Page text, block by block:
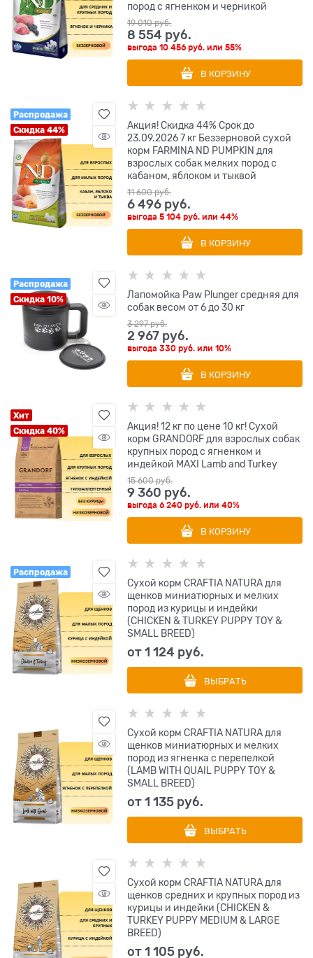
пород с ягненком и черникой
19 010 руб.
8 554 руб.
выгода10 456 руб. или55%
В КОРЗИНУ
Распродажа
Скидка 44%
Акция! Скидка 44% Срок до
23.09.2026 7 кг Беззерновой cухой
корм FARMINA ND PUMPKIN для
взрослых собак мелких пород с
кабаном, яблоком и тыквой
11 600 руб.
6 496 руб.
выгода5 104 руб. или44%
В КОРЗИНУ
Распродажа
Скидка 10%
Лапомойка Paw Plunger средняя для
собак весом от 6 до 30 кг
3 297 руб.
2 967 руб.
выгода330 руб. или10%
В КОРЗИНУ
Хит
Скидка 40%
Акция! 12 кг по цене 10 кг! Сухой
корм GRANDORF для взрослых собак
крупных пород с ягненком и
индейкой MAXI Lamb and Turkey
15 600 руб.
9 360 руб.
выгода6 240 руб. или40%
В КОРЗИНУ
Распродажа
Сухой корм CRAFTIA NATURA для
щенков миниатюрных и мелких
пород из курицы и индейки
(CHICKEN & TURKEY PUPPY TOY &
SMALL BREED)
от1 124 руб.
ВЫБРАТЬ
Сухой корм CRAFTIA NATURA для
щенков миниатюрных и мелких
пород из ягненка с перепелкой
(LAMB WITH QUAIL PUPPY TOY &
SMALL BREED)
от1 135 руб.
ВЫБРАТЬ
Сухой корм CRAFTIA NATURA для
щенков средних и крупных пород из
курицы и индейки (CHICKEN &
TURKEY PUPPY MEDIUM & LARGE
BREED)
от1 105 руб.